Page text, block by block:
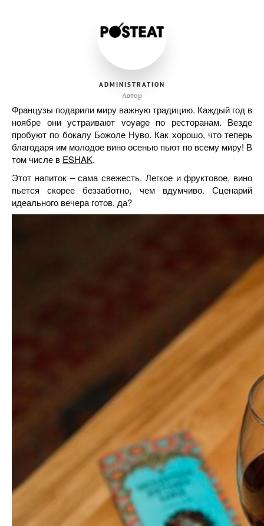
ADMINISTRATION
Автор
Французы подарили миру важную традицию. Каждый год в
ноябре они устраивают voyage по ресторанам. Везде
пробуют по бокалу Божоле Нуво. Как хорошо, что теперь
благодаря им молодое вино осенью пьют по всему миру! В
том числе в ESHAK.
Этот напиток – сама свежесть. Легкое и фруктовое, вино
пьется скорее беззаботно, чем вдумчиво. Сценарий
идеального вечера готов, да?